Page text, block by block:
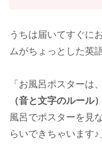
うちは届いてすぐに
ムがちょっとした英
「お風呂ポスターは、
（音と文字のルール
風呂でポスターを見
らいできちゃいます